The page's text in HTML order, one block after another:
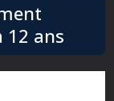
12 ans